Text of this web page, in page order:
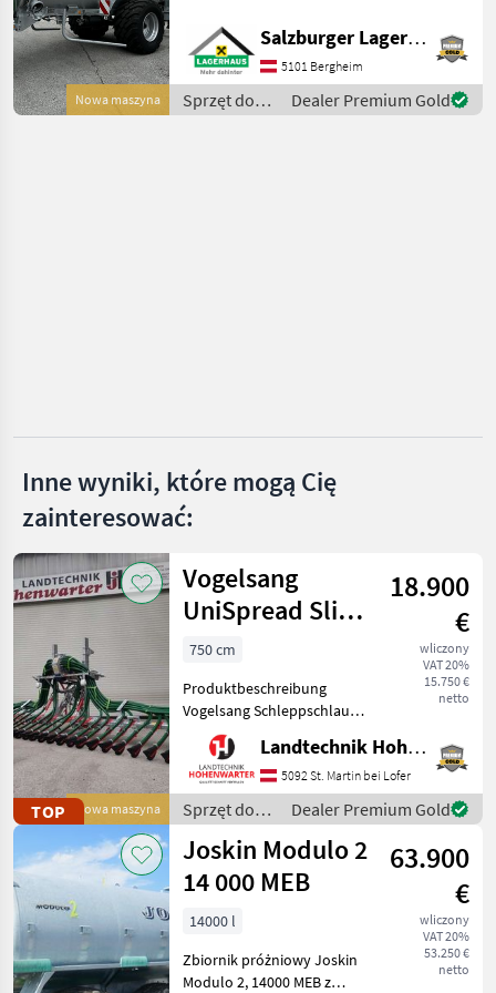
Bauer
Vakutec
107
V
60
V
74
V
81
V40
V40
Vakuumfass
MARKETPLACE
Marketplace
Oferty
dealerów
Ogłoszenia
Nowa maszyna
Kapazität von 8100m3 aus.
Ausgestattet mit einer
Vakuumfass-Bauart und
einer DL-Anlage mit ALB, b
Salzburger Lagerhaus-Technik
5101 Bergheim
Sprzęt do
nawożenia i
Dealer Premium Gold
Inne wyniki, które mogą Cię
zainteresować:
TOP Nowa maszyna
Vogelsang
UniSpread Slide
7,5m (14546)
18.900
€
wliczony
VAT 20%
15.750 €
netto
750 cm
Produktbeschreibung
Vogelsang Schleppschlauch
UniSpread Slide Ich freue
mich, Ihnen im
Maschinenzentrum St.
Martin den Vogelsang
Schleppschlauch UniSpread
Slide aus
Landtechnik Hohenwarter GmbH
5092 St. Martin bei Lofer
Sprzęt do
nawożenia i
nawadniania
/ Vogelsang
Dealer Premium Gold
Joskin Modulo 2
14 000 MEB
63.900
€
wliczony
VAT 20%
53.250 €
netto
14000 l
Zbiornik próżniowy Joskin
Modulo 2, 14000 MEB z